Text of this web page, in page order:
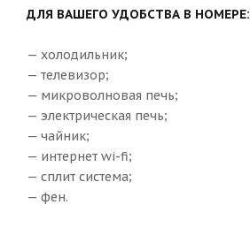
ДЛЯ ВАШЕГО УДОБСТВА В НОМЕРЕ:
— холодильник;
— телевизор;
— микроволновая печь;
— электрическая печь;
— чайник;
— интернет wi-fi;
— сплит система;
— фен.